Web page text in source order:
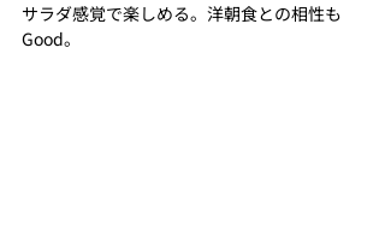
サラダ感覚で楽しめる。洋朝食との相性も
Good。